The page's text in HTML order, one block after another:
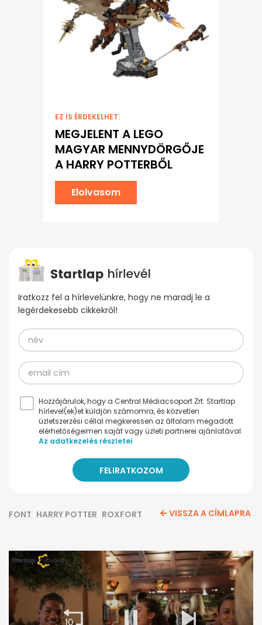
EZ IS ÉRDEKELHET:
MEGJELENT A LEGO
MAGYAR MENNYDÖRGŐJE
A HARRY POTTERBŐL
Elolvasom
Iratkozz fel a hírlevelünkre, hogy ne maradj le a
legérdekesebb cikkekről!
Hozzájárulok, hogy a Central Médiacsoport Zrt. Startlap
hírlevel(ek)et küldjön számomra, és közvetlen
üzletszerzési céllal megkeressen az általam megadott
elérhetőségeimen saját vagy üzleti partnerei ajánlatával.
Az adatkezelés részletei
FONT HARRY POTTER ROXFORT VISSZA A CÍMLAPRA